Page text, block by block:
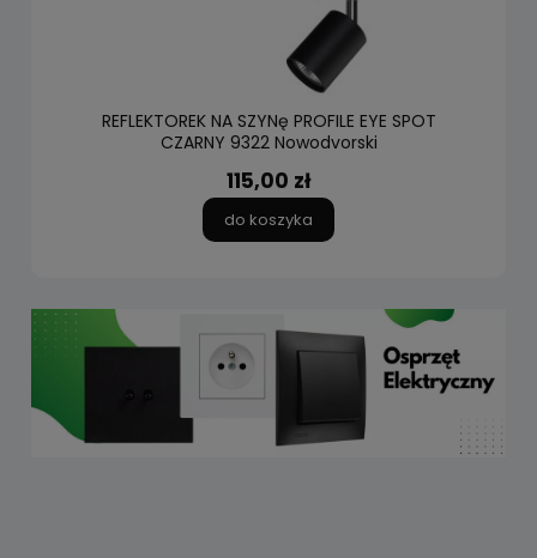
REFLEKTOREK NA SZYNę PROFILE EYE SPOT
CZARNY 9322 Nowodvorski
115,00 zł
do koszyka